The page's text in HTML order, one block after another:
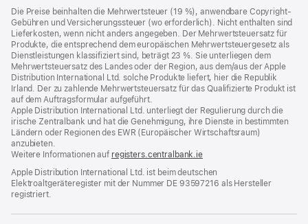
Die Preise beinhalten die Mehrwertsteuer (19 %), anwendbare Copyright-
Gebühren und Versicherungssteuer (wo erforderlich). Nicht enthalten sind
Lieferkosten, wenn nicht anders angegeben. Der Mehrwertsteuersatz für
Produkte, die entsprechend dem europäischen Mehrwertsteuergesetz als
Dienstleistungen klassifiziert sind, beträgt 23 %. Sie unterliegen dem
Mehrwertsteuersatz des Landes oder der Region, aus dem/aus der Apple
Distribution International Ltd. solche Produkte liefert, hier die Republik
Irland. Der zu zahlende Mehrwertsteuersatz für das Qualifizierte Produkt ist
auf dem Auftragsformular aufgeführt.
Apple Distribution International Ltd. unterliegt der Regulierung durch die
irische Zentralbank und hat die Genehmigung, ihre Dienste in bestimmten
Ländern oder Regionen des EWR (Europäischer Wirtschaftsraum)
anzubieten.
Weitere Informationen auf registers.centralbank.ie
Apple Distribution International Ltd. ist beim deutschen
Elektroaltgeräteregister mit der Nummer DE 93597216 als Hersteller
registriert.